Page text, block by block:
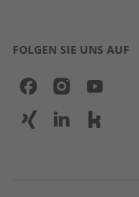
FOLGEN SIE UNS AUF